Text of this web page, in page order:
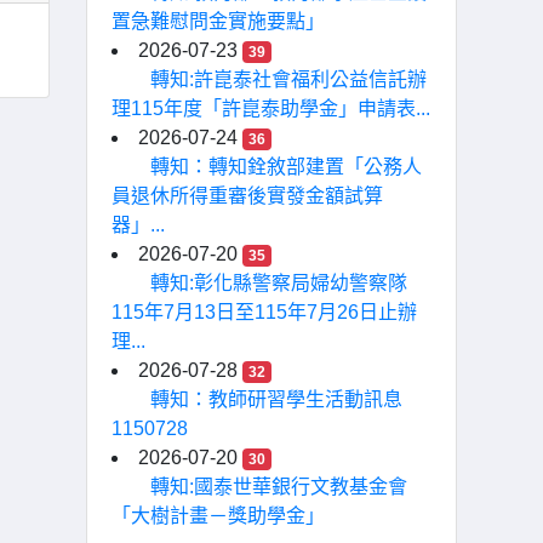
置急難慰問金實施要點」
2026-07-23
39
轉知:許崑泰社會福利公益信託辦
理115年度「許崑泰助學金」申請表...
2026-07-24
36
轉知：轉知銓敘部建置「公務人
員退休所得重審後實發金額試算
器」...
2026-07-20
35
轉知:彰化縣警察局婦幼警察隊
115年7月13日至115年7月26日止辦
理...
2026-07-28
32
轉知：教師研習學生活動訊息
1150728
2026-07-20
30
轉知:國泰世華銀行文教基金會
「大樹計畫－獎助學金」